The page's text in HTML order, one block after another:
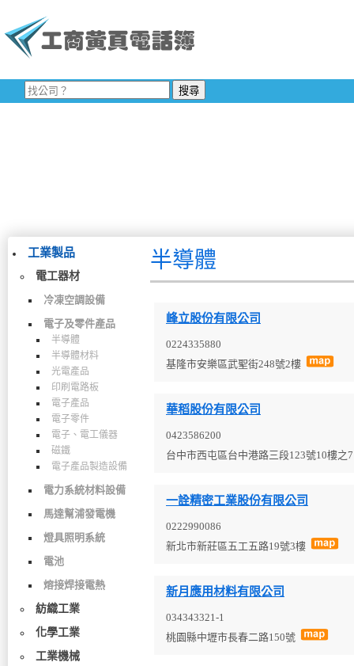
工業製品
電工器材
冷凍空調設備
電子及零件產品
半導體
半導體材料
光電產品
印刷電路板
電子產品
電子零件
電子、電工儀器
磁鐵
電子產品製造設備
電力系統材料設備
馬達幫浦發電機
燈具照明系統
電池
熔接焊接電熱
紡織工業
化學工業
工業機械
半導體
峰立股份有限公司
0224335880
基隆市安樂區武聖街248號2樓
華稻股份有限公司
0423586200
台中市西屯區台中港路三段123號10樓之
一詮精密工業股份有限公司
0222990086
新北市新莊區五工五路19號3樓
新月應用材料有限公司
034343321-1
桃園縣中壢市長春二路150號